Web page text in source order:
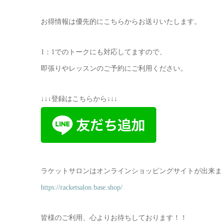
お得情報は優先的にこちらからお送りいたします。
1：1でのトークにも対応してますので、
即張りやレッスンのご予約にご利用ください。
↓↓↓登録はこちらから↓↓↓
ラケットサロンはオンラインショッピングサイトが出来
https://racketsalon.base.shop/
皆様のご利用、心よりお待ちしております！！